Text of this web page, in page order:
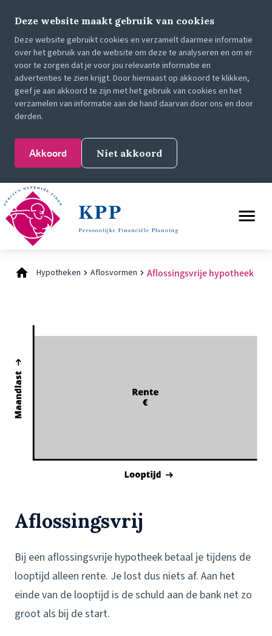
Deze website maakt gebruik van cookies
Deze website gebruikt cookies en verzamelt daarmee informatie
over het gebruik van de website om deze te analyseren en om er
voor te zorgen dat je voor jou relevante informatie en
advertenties te zien krijgt. Door hiernaast op akkoord te klikken,
geef je aan akkoord te zijn met het gebruik van cookies en het
verzamelen van informatie aan de hand daarvan door ons en door
derden.
Akkoord Niet akkoord
Hypotheken Aflosvormen Aflossingsvrije hypotheek
Aflossingsvrij
Bij een aflossingsvrije hypotheek betaal je tijdens de
looptijd alleen rente. Je lost dus niets af. Aan het
einde van de looptijd is de schuld aan de bank net zo
groot als bij de start.